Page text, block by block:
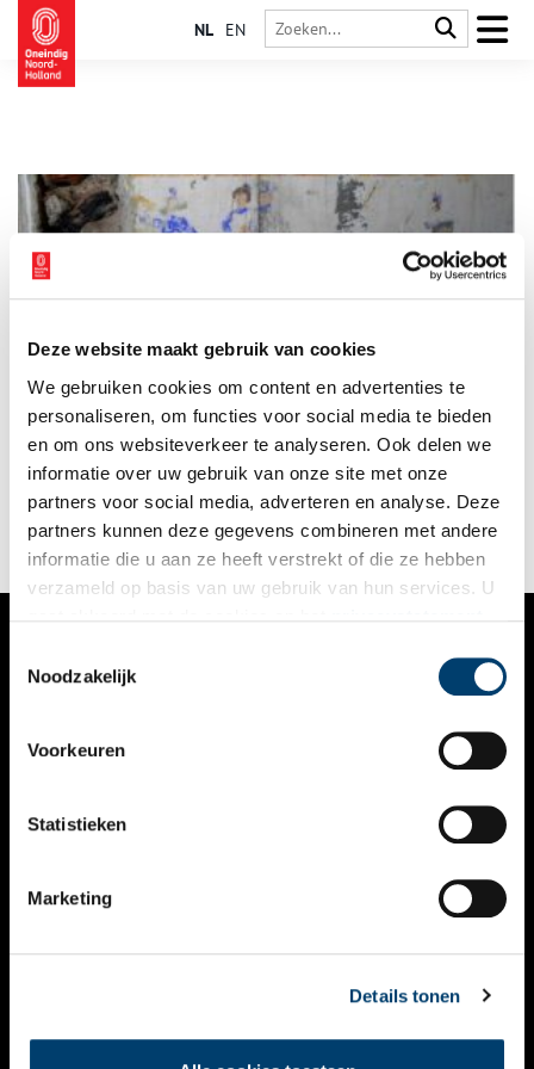
Deze website maakt gebruik van cookies
We gebruiken cookies om content en advertenties te
personaliseren, om functies voor social media te bieden
en om ons websiteverkeer te analyseren. Ook delen we
informatie over uw gebruik van onze site met onze
partners voor social media, adverteren en analyse. Deze
partners kunnen deze gegevens combineren met andere
informatie die u aan ze heeft verstrekt of die ze hebben
verzameld op basis van uw gebruik van hun services. U
Noodzakelijk
Voorkeuren
Statistieken
Marketing
Details tonen
NL EN
Graffiti is van alle tijden. Zo ook rondom de Eerste
Wereldoorlog. Waarschijnlijk heeft een soldaat toen
afbeeldingen op de muren van het Fort bij Aalsmeer gemaakt.
Ze zijn onlangs tevoorschijn gekomen. Stadsherstel Amsterdam
heeft ze laten waarderen en ze zijn te bekijken.
4 min
VERHALEN
KALENDER
THEMA’S
VIDEO’S
CONTACT